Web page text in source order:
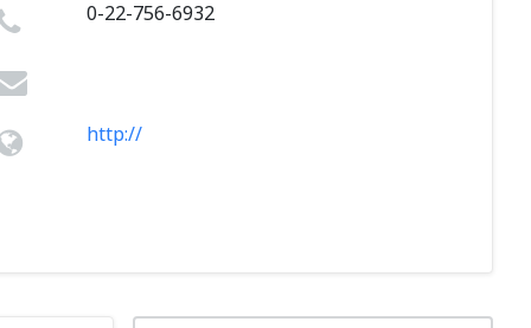
0-22-756-6932
http://